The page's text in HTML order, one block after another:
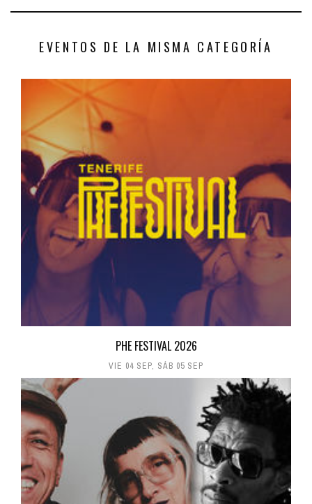
EVENTOS DE LA MISMA CATEGORÍA
PHE FESTIVAL 2026
VIE 04 SEP, SÁB 05 SEP